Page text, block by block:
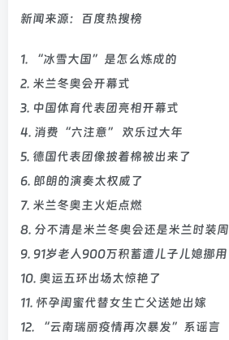
新闻来源：百度热搜榜
1. “冰雪大国”是怎么炼成的
2. 米兰冬奥会开幕式
3. 中国体育代表团亮相开幕式
4. 消费“六注意” 欢乐过大年
5. 德国代表团像披着棉被出来了
6. 郎朗的演奏太权威了
7. 米兰冬奥主火炬点燃
8. 分不清是米兰冬奥会还是米兰时装周
9. 91岁老人900万积蓄遭儿子儿媳挪用
10. 奥运五环出场太惊艳了
11. 怀孕闺蜜代替女生亡父送她出嫁
12. “云南瑞丽疫情再次暴发”系谣言